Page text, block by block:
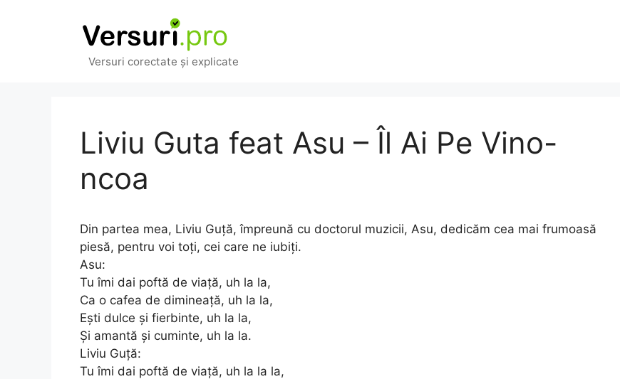
Versuri corectate și explicate
Liviu Guta feat Asu – Îl Ai Pe Vino-
ncoa
Din partea mea, Liviu Guță, împreună cu doctorul muzicii, Asu, dedicăm cea mai frumoasă
piesă, pentru voi toți, cei care ne iubiți.
Asu:
Tu îmi dai poftă de viață, uh la la,
Ca o cafea de dimineață, uh la la,
Ești dulce și fierbinte, uh la la,
Și amantă și cuminte, uh la la.
Liviu Guță:
Tu îmi dai poftă de viață, uh la la la,